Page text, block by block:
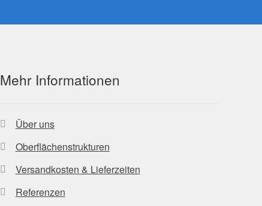
Mehr Informationen
Über uns
Oberflächenstrukturen
Versandkosten & Lieferzeiten
Referenzen